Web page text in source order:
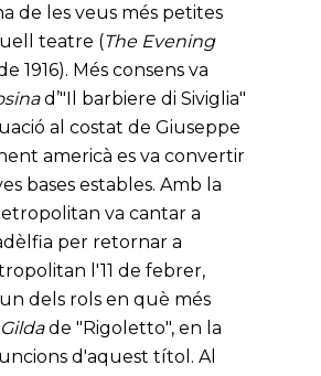
de les veus més petites
teatre (The Evening
1916). Més consens va
d’"Il barbiere di Siviglia"
al costat de Giuseppe
americà es va convertir
bases estables. Amb la
va cantar a
per retornar a
l'11 de febrer,
dels rols en què més
Gildade "Rigoletto", en la
d'aquest títol. Al